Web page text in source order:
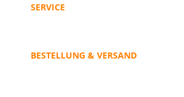
SERVICE
BESTELLUNG & VERSAND